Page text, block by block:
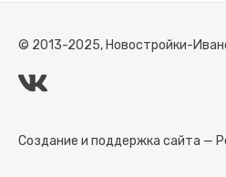
© 2013-2025, Новостройки-
Создание и поддержка сайта —